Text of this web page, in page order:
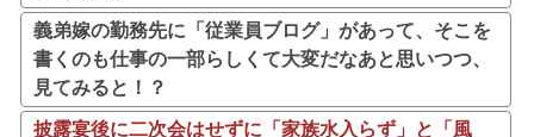
義弟嫁の勤務先に「従業員ブログ」があって、そこを
書くのも仕事の一部らしくて大変だなあと思いつつ、
見てみると！？
披露宴後に二次会はせずに「家族水入らず」と「風